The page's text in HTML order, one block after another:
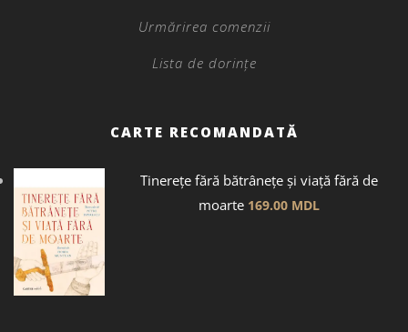
Urmărirea comenzii
Lista de dorințe
CARTE RECOMANDATĂ
Tinerețe fără bătrânețe și viață fără de
moarte 169.00 MDL